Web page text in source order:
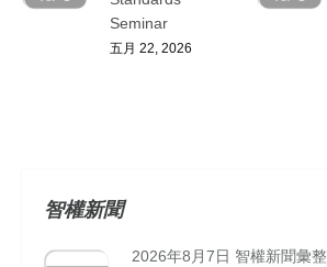
Seminar
五月 22, 2026
智權新聞
2026年8月7日 智權新聞彙整